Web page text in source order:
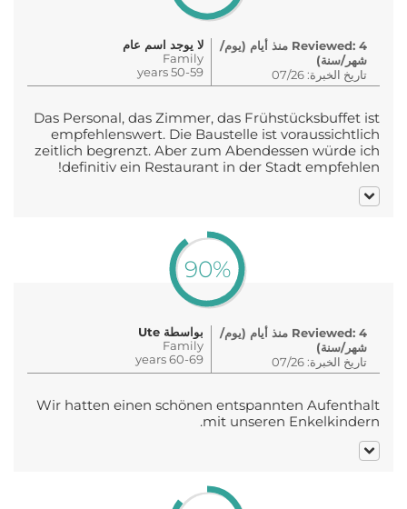
لا يوجد اسم عام
Family
50-59 years
Reviewed: 4 منذ أيام (يوم/
شهر/سنة)
تاريخ الخبرة: 07/26
Das Personal, das Zimmer, das Frühstücksbuffet ist
empfehlenswert. Die Baustelle ist voraussichtlich
zeitlich begrenzt. Aber zum Abendessen würde ich
definitiv ein Restaurant in der Stadt empfehlen!
90%
بواسطة Ute
Family
60-69 years
Reviewed: 4 منذ أيام (يوم/
شهر/سنة)
تاريخ الخبرة: 07/26
Wir hatten einen schönen entspannten Aufenthalt
mit unseren Enkelkindern.